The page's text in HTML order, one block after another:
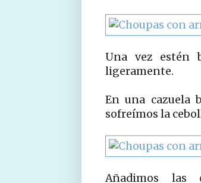
Una vez estén
ligeramente.
En una cazuela
sofreímos la
Añadimos las